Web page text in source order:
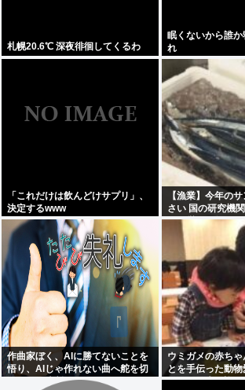
札幌20.6℃ 深夜徘徊してくるわ
眠くないから誰か
れ
「これだけは飲んどけサプリ」、
決定するwww
【漁業】今年の
さい 国の研究機
なく厳しい年にな
作曲家ぼく、AIに勝てないことを
悟り、AIじゃ作れない曲へ舵を切
ることを決断
ウミガメの赤ち
とを手伝った動物
最悪の結末を迎え